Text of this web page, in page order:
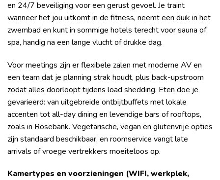
en 24/7 beveiliging voor een gerust gevoel. Je traint
wanneer het jou uitkomt in de fitness, neemt een duik in het
zwembad en kunt in sommige hotels terecht voor sauna of
spa, handig na een lange vlucht of drukke dag.
Voor meetings zijn er flexibele zalen met moderne AV en
een team dat je planning strak houdt, plus back-upstroom
zodat alles doorloopt tijdens load shedding. Eten doe je
gevarieerd: van uitgebreide ontbijtbuffets met lokale
accenten tot all-day dining en levendige bars of rooftops,
zoals in Rosebank. Vegetarische, vegan en glutenvrije opties
zijn standaard beschikbaar, en roomservice vangt late
arrivals of vroege vertrekkers moeiteloos op.
Kamertypes en voorzieningen (WIFI, werkplek,